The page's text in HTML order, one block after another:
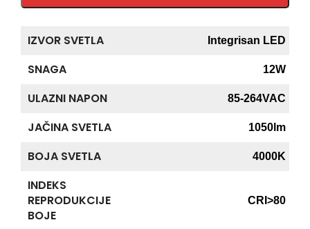
IZVOR SVETLA Integrisan LED
SNAGA 12W
ULAZNI NAPON 85-264VAC
JAČINA SVETLA 1050lm
BOJA SVETLA 4000K
INDEKS
REPRODUKCIJE
BOJE
CRI>80